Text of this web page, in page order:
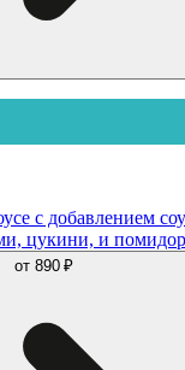
с добавлением
цукини, и
от 890 ₽